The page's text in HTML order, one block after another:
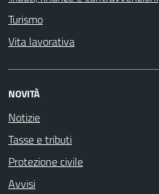
Turismo
Vita lavorativa
NOVITÀ
Notizie
Tasse e tributi
Protezione civile
Avvisi